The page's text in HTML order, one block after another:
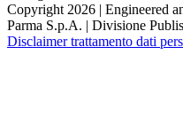
Copyright 2026 | Engineered
Parma S.p.A. | Divisione
Disclaimer trattamento dati